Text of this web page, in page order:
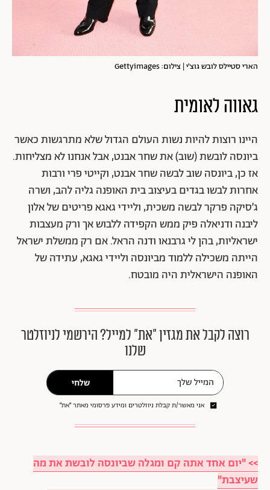
הארי סטיילס לובש גוצ'י | צילום: Gettyimages
גאווה לאומית
היינו רוצות להיות נשות העולם הגדול שלא מתרגשות כאשר
ביונסה לובשת (שוב) את שחר אבנט, אבל אנחנו לא מצליחות.
אז כן, ביונסה שוב לבשה שחר אבנט, וקייטי פרי ורבות
אחרות לבשו בגדים בעיצוב בית האופנה גליה להב, ושרה
ג׳סיקה פרקר לבשה משכית, וליידי גאגא פריטים של אלון
ליבנה ודניאלה פיק ממש הקפידה ללבוש אך ורק מעצבות
ישראליות, בהן לי גרבנאו ודנה הראל. אם רק ממשלת ישראל
הייתה משכילה ללמוד מביונסה וליידי גאגא, עתידה של
האופנה הישראלית היה מובטח.
רוצה לקבל את מגזין ״את״ למייל? הירשמי לניוזלטר
שלנו
שלחי
אני מאשר/ת קבלת ניוזלטרים ומידע פרסומי מאתר ״את״
>> "יום אחד אתה קם ומגלה שביונסה לובשת את מה
שעיצבת"